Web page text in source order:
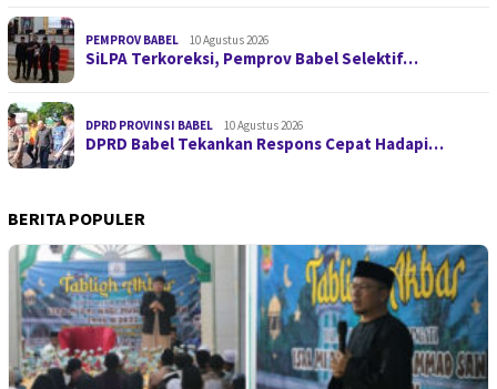
PEMPROV BABEL 10 Agustus 2026
SiLPA Terkoreksi, Pemprov Babel Selektif…
DPRD PROVINSI BABEL 10 Agustus 2026
DPRD Babel Tekankan Respons Cepat Hadapi…
BERITA POPULER